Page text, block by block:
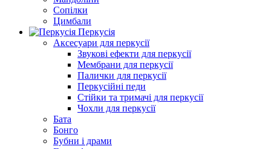
Сопілки
Цимбали
Перкусія
Аксесуари для перкусії
Звукові ефекти для перкусії
Мембрани для перкусії
Палички для перкусії
Перкусійні педи
Стійки та тримачі для перкусії
Чохли для перкусії
Бата
Бонго
Бубни і драми